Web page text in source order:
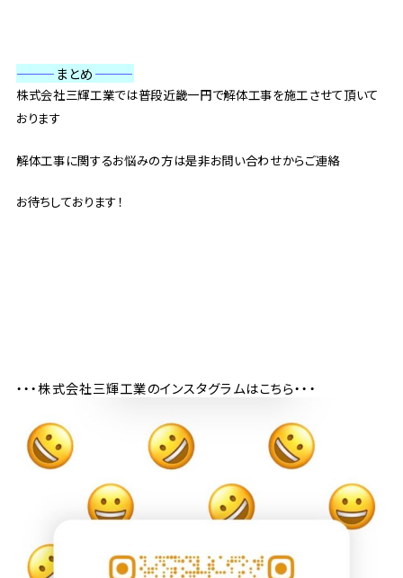
———まとめ———
株式会社三輝工業では普段近畿一円で解体工事を施工させて頂いて
おります
解体工事に関するお悩みの方は是非お問い合わせからご連絡
お待ちしております！
・・・株式会社三輝工業のインスタグラムはこちら・・・